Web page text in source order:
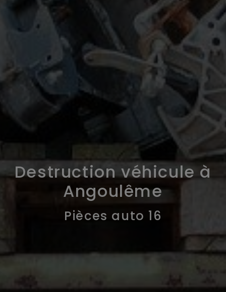
Destruction véhicule à
Angoulême
Pièces auto 16